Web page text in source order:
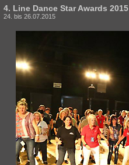
4. Line Dance Star Awards 2015
24. bis 26.07.2015